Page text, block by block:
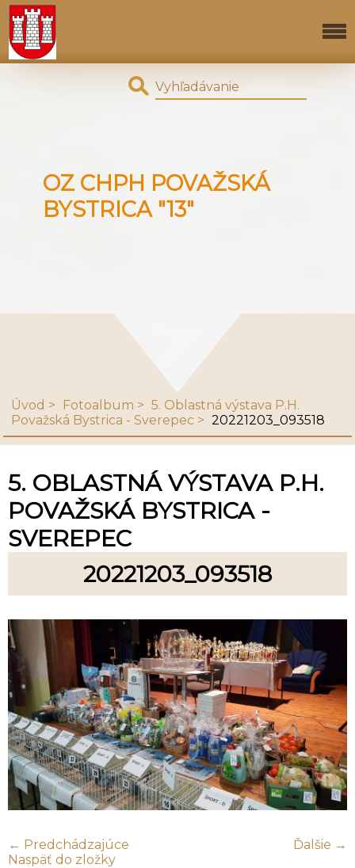
OZ CHPH POVAŽSKÁ
BYSTRICA "13"
Úvod Fotoalbum
5. Oblastná výstava P.H.
Považská Bystrica - Sverepec
20221203_093518
5. OBLASTNÁ VÝSTAVA P.H.
POVAŽSKÁ BYSTRICA -
SVEREPEC
20221203_093518
← Predchádzajúce
Ďalšie →
Naspäť do zložky